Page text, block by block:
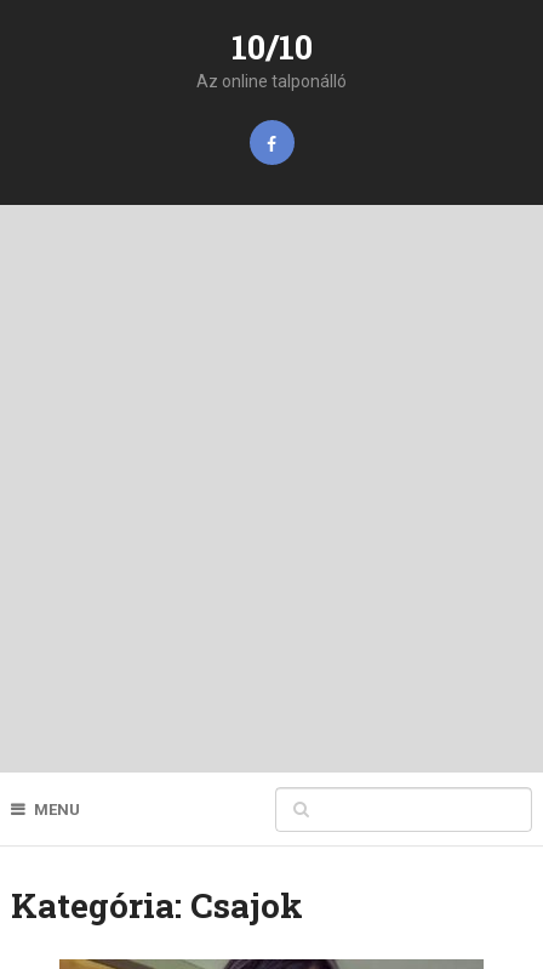
10/10
Az online talponálló
MENU
Kategória: Csajok